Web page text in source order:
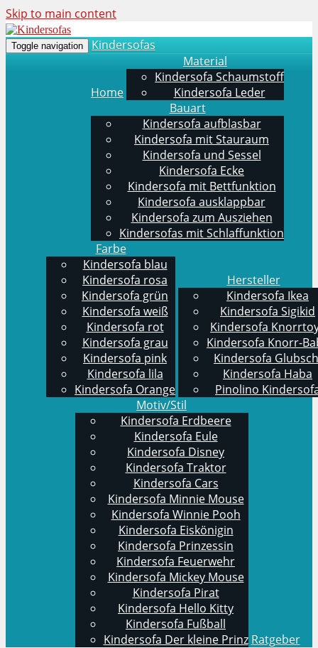
Skip to main content
Toggle navigation Kindersofas
Home
Material
Kindersofa Schaumstoff
Kindersofa Leder
Bauart
Kindersofa aufblasbar
Kindersofa mit Stauraum
Kindersofa und Sessel
Kindersofa Ecke
Kindersofa mit Bettfunktion
Kindersofa ausklappbar
Kindersofa zum Ausziehen
Kindersofas mit Schlaffunktion
Farbe
Kindersofa blau
Kindersofa rosa
Kindersofa grün
Kindersofa weiß
Kindersofa rot
Kindersofa grau
Kindersofa pink
Kindersofa lila
Kindersofa Orange
Hersteller
Kindersofa Ikea
Kindersofa Sigikid
Kindersofa
Kindersofa Knorr-
Kindersofa
Kindersofa Haba
Pinolino
Motiv/Stil
Kindersofa Erdbeere
Kindersofa Eule
Kindersofa Disney
Kindersofa Traktor
Kindersofa Cars
Kindersofa Minnie Mouse
Kindersofa Winnie Pooh
Kindersofa Eiskönigin
Kindersofa Prinzessin
Kindersofa Feuerwehr
Kindersofa Mickey Mouse
Kindersofa Pirat
Kindersofa Hello Kitty
Kindersofa Fußball
Kindersofa Der kleine Prinz Ratgeber